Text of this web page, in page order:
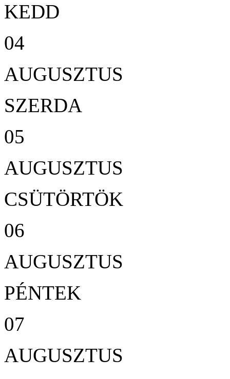
KEDD
04
AUGUSZTUS
SZERDA
05
AUGUSZTUS
CSÜTÖRTÖK
06
AUGUSZTUS
PÉNTEK
07
AUGUSZTUS